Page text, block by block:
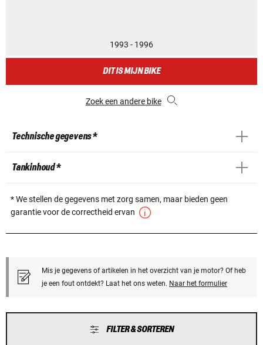
1993 - 1996
DIT IS MIJN BIKE
Zoek een andere bike
Technische gegevens *
Tankinhoud *
* We stellen de gegevens met zorg samen, maar bieden geen
garantie voor de correctheid ervan
Mis je gegevens of artikelen in het overzicht van je motor? Of heb
je een fout ontdekt? Laat het ons weten. Naar het formulier
FILTER & SORTEREN